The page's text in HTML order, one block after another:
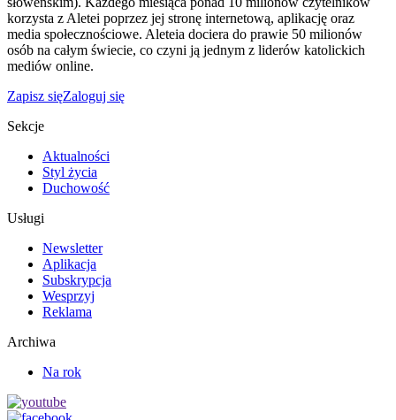
korzysta z Aletei poprzez jej stronę internetową, aplikację oraz
media społecznościowe. Aleteia dociera do prawie 50 milionów
osób na całym świecie, co czyni ją jednym z liderów katolickich
mediów online.
Zapisz sięZaloguj się
Sekcje
Aktualności
Styl życia
Duchowość
Usługi
Newsletter
Aplikacja
Subskrypcja
Wesprzyj
Reklama
Archiwa
Na rok